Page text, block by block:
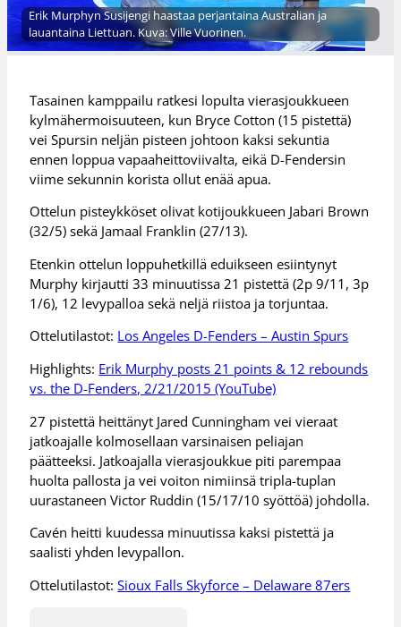
Erik Murphyn Susijengi haastaa perjantaina Australian ja
lauantaina Liettuan. Kuva: Ville Vuorinen.
Tasainen kamppailu ratkesi lopulta vierasjoukkueen
kylmähermoisuuteen, kun Bryce Cotton (15 pistettä)
vei Spursin neljän pisteen johtoon kaksi sekuntia
ennen loppua vapaaheittoviivalta, eikä D-Fendersin
viime sekunnin korista ollut enää apua.
Ottelun pisteykköset olivat kotijoukkueen Jabari Brown
(32/5) sekä Jamaal Franklin (27/13).
Etenkin ottelun loppuhetkillä eduikseen esiintynyt
Murphy kirjautti 33 minuutissa 21 pistettä (2p 9/11, 3p
1/6), 12 levypalloa sekä neljä riistoa ja torjuntaa.
Ottelutilastot: Los Angeles D-Fenders – Austin Spurs
Highlights: Erik Murphy posts 21 points & 12 rebounds
vs. the D-Fenders, 2/21/2015 (YouTube)
27 pistettä heittänyt Jared Cunningham vei vieraat
jatkoajalle kolmosellaan varsinaisen peliajan
päätteeksi. Jatkoajalla vierasjoukkue piti parempaa
huolta pallosta ja vei voiton nimiinsä tripla-tuplan
uurastaneen Victor Ruddin (15/17/10 syöttöä) johdolla.
Cavén heitti kuudessa minuutissa kaksi pistettä ja
saalisti yhden levypallon.
Ottelutilastot:Sioux Falls Skyforce – Delaware 87ers